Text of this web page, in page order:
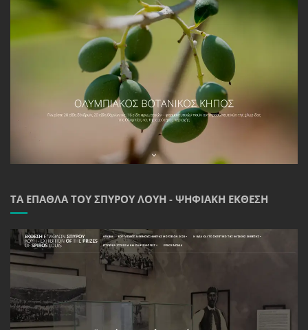
ΤΑ ΈΠΑΘΛΑ ΤΟΥ ΣΠΎΡΟΥ ΛΟΎΗ - ΨΗΦΙΑΚΉ ΈΚΘΕΣΗ